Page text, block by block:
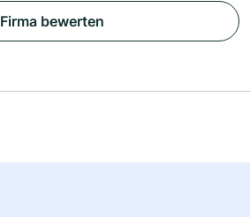
Firma bewerten